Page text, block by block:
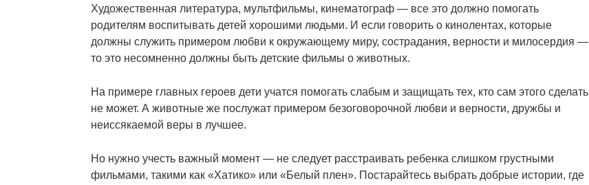
Художественная литература, мультфильмы, кинематограф — все это должно помогать
родителям воспитывать детей хорошими людьми. И если говорить о кинолентах, которые
должны служить примером любви к окружающему миру, сострадания, верности и милосердия —
то это несомненно должны быть детские фильмы о животных.
На примере главных героев дети учатся помогать слабым и защищать тех, кто сам этого сделать
не может. А животные же послужат примером безоговорочной любви и верности, дружбы и
неиссякаемой веры в лучшее.
Но нужно учесть важный момент — не следует расстраивать ребенка слишком грустными
фильмами, такими как «Хатико» или «Белый плен». Постарайтесь выбрать добрые истории, где